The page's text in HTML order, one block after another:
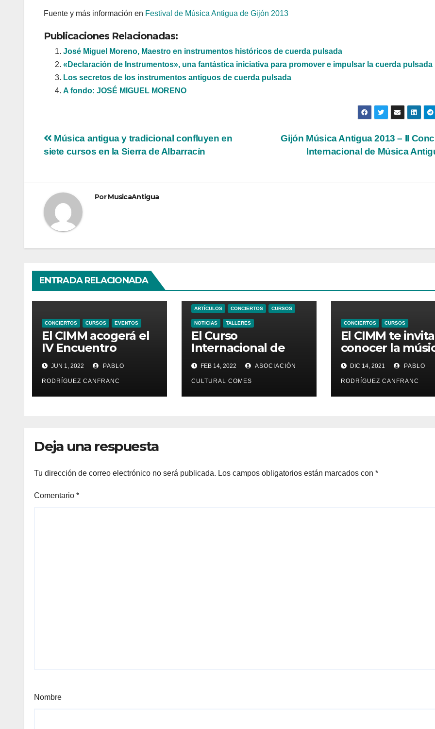
Fuente y más información en Festival de Música Antigua de Gijón 2013
Publicaciones Relacionadas:
José Miguel Moreno, Maestro en instrumentos históricos de cuerda pulsada
«Declaración de Instrumentos», una fantástica iniciativa para promover e impulsar la cuerda pulsada
Los secretos de los instrumentos antiguos de cuerda pulsada
A fondo: JOSÉ MIGUEL MORENO
Navegación
Gijón Música Antigua 2013 – II
Internacional de Música
Música antigua y tradicional confluyen en
siete cursos en la Sierra de Albarracín
PorMusicaAntigua
ENTRADA RELACIONADA
CONCIERTOS CURSOS EVENTOS
El CIMM acogerá el
IV Encuentro
Internacional de
Ministriles
JUN 1, 2022 PABLO
RODRÍGUEZ CANFRANC
ARTÍCULOS CONCIERTOS CURSOS
NOTICIAS TALLERES
El Curso
Internacional de
Música Medieval y
Renacentista
presenta su XI
edición
FEB 14, 2022 ASOCIACIÓN
CULTURAL COMES
CONCIERTOS CURSOS
El CIMM te
conocer la
litúrgica del
VIII con Marcel
Pérès
DIC 14, 2021 PABLO
RODRÍGUEZ CANFRANC
Deja una respuesta
Tu dirección de correo electrónico no será publicada. Los campos obligatorios están marcados con *
Comentario *
Nombre